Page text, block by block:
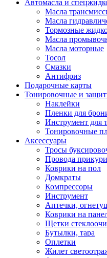
Автомасла и
Масла
Масла
Тормозные
Масла
Масла моторные
Тосол
Смазки
Антифриз
Подарочные карты
Тонировочные и
Наклейки
Пленки для
Инструмент для
Тонировочные
Аксессуары
Тросы
Провода
Коврики на пол
Домкраты
Компрессоры
Инструмент
Аптечки,
Коврики на
Щетки
Бутылки, тара
Оплетки
Жилет